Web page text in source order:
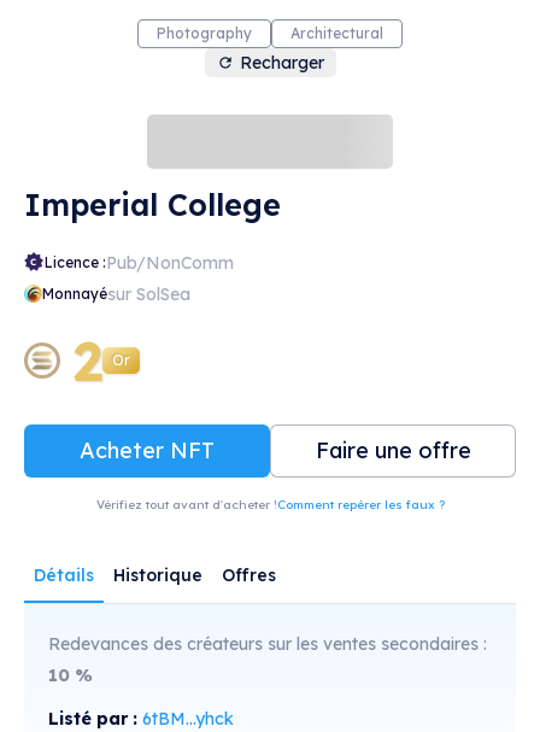
Photography Architectural
Recharger
Imperial College
Licence :Pub/NonComm
Monnayésur SolSea
2 Or
Acheter NFT Faire une offre
Vérifiez tout avant d'acheter !Comment repérer les faux ?
Détails Historique Offres
Redevances des créateurs sur les ventes secondaires :
10 %
Listé par : 6tBM...yhck